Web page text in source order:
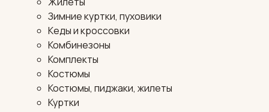
Зимние куртки, пуховики
Кеды и кроссовки
Комбинезоны
Комплекты
Костюмы
Костюмы, пиджаки, жилеты
Куртки